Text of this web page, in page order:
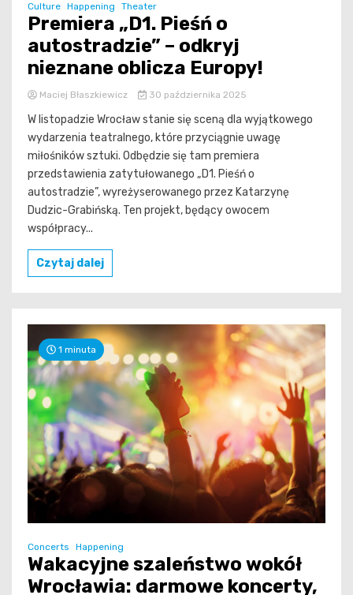
Culture Happening Theater
Premiera „D1. Pieśń o
autostradzie” – odkryj
nieznane oblicza Europy!
Maciej Błaszkiewicz 30 października 2025
W listopadzie Wrocław stanie się sceną dla wyjątkowego
wydarzenia teatralnego, które przyciągnie uwagę
miłośników sztuki. Odbędzie się tam premiera
przedstawienia zatytułowanego „D1. Pieśń o
autostradzie”, wyreżyserowanego przez Katarzynę
Dudzic-Grabińską. Ten projekt, będący owocem
współpracy...
Czytaj dalej
1 minuta
Concerts Happening
Wakacyjne szaleństwo wokół
Wrocławia: darmowe koncerty,